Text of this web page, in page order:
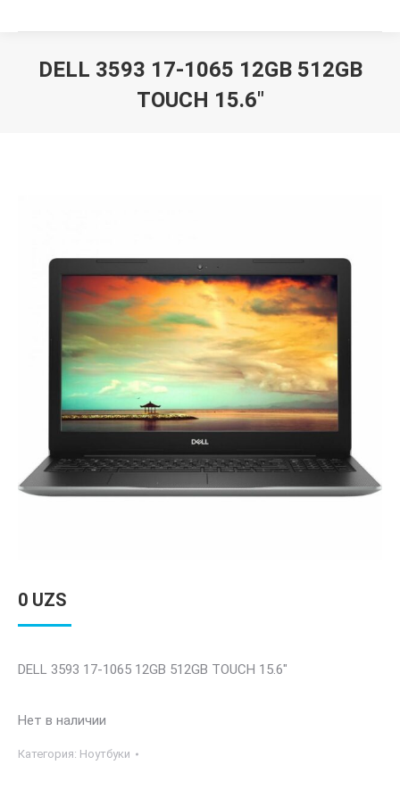
DELL 3593 17-1065 12GB 512GB
TOUCH 15.6″
0 UZS
DELL 3593 17-1065 12GB 512GB TOUCH 15.6″
Нет в наличии
Категория: Ноутбуки